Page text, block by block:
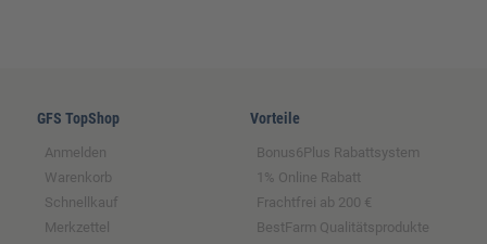
GFS TopShop
Anmelden
Warenkorb
Schnellkauf
Merkzettel
Vorteile
Bonus6Plus Rabattsystem
1% Online Rabatt
Frachtfrei ab 200 €
BestFarm Qualitätsprodukte